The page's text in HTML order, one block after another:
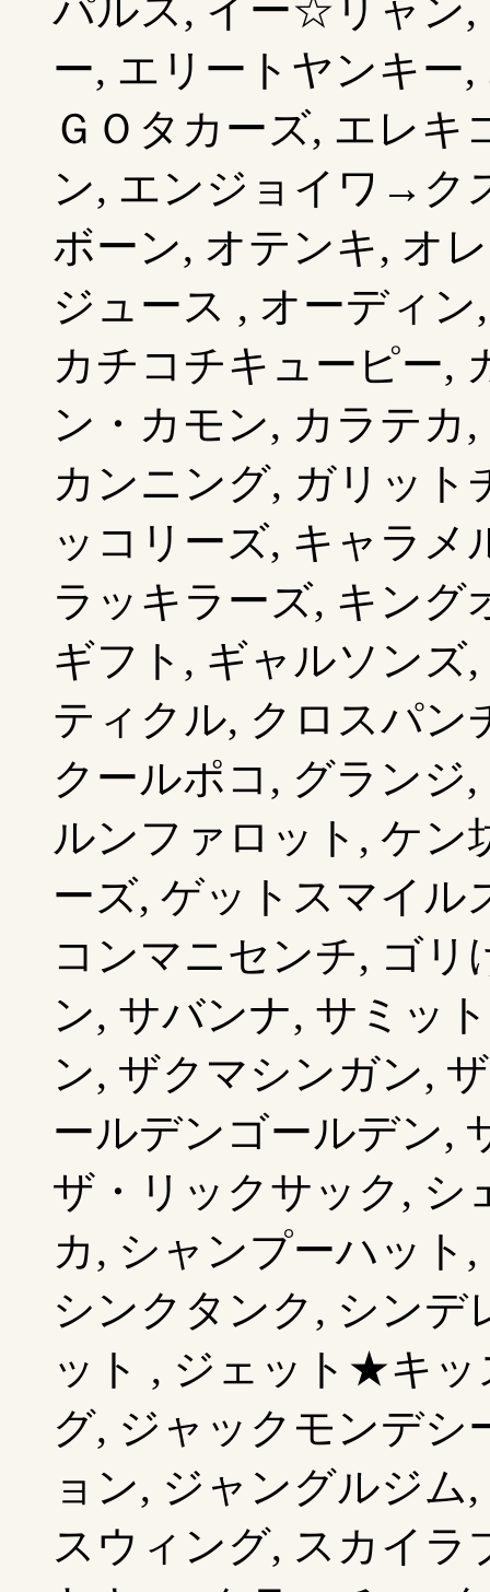
パルス, イー☆リャン,
ー, エリートヤンキー
ＧＯタカーズ, エレ
ン, エンジョイワ→ク
ボーン, オテンキ, オ
ジュース , オーディ
カチコチキューピー,
ン・カモン, カラテカ
カンニング, ガリット
ッコリーズ, キャラメ
ラッキラーズ, キング
ギフト, ギャルソンズ
ティクル, クロスパン
クールポコ, グランジ
ルンファロット, ケン
ーズ, ゲットスマイル
コンマニセンチ, ゴリ
ン, サバンナ, サミッ
ン, ザクマシンガン,
ールデンゴールデン,
ザ・リックサック, シ
カ, シャンプーハット
シンクタンク, シンデ
ット , ジェット★キッ
グ, ジャックモンデシ
ョン, ジャングルジ
スウィング, スカイラ